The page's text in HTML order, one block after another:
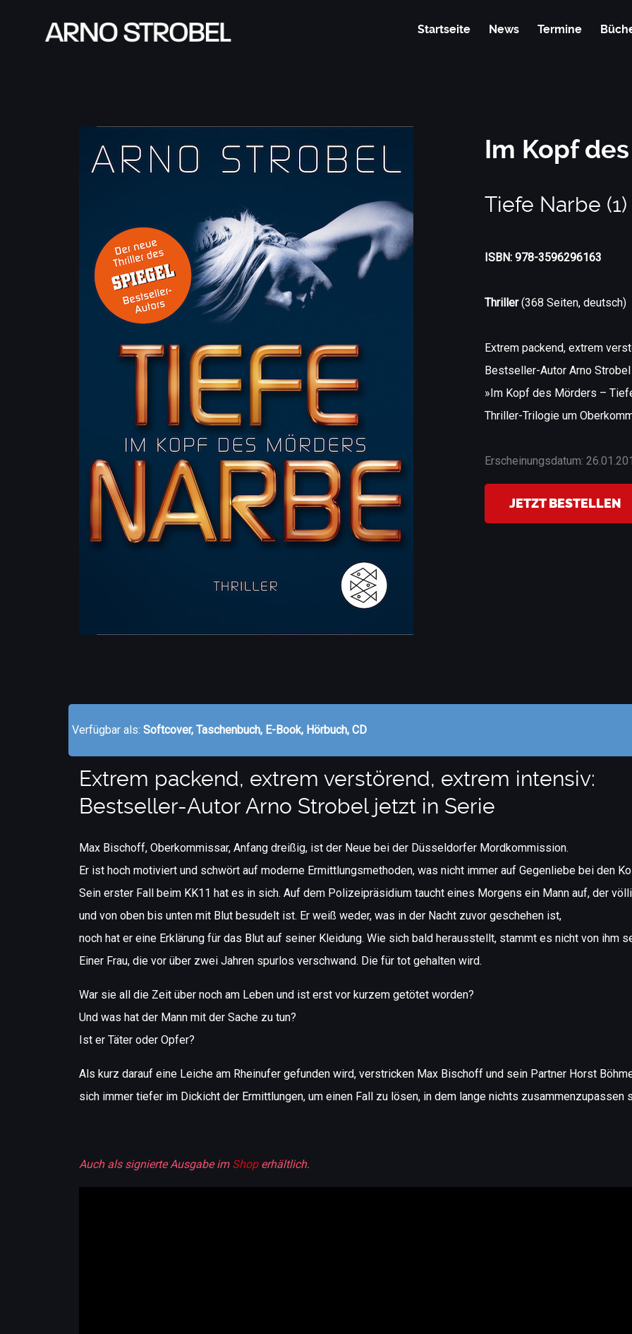
Startseite News Termine
Im Kopf
Tiefe Narbe (1)
ISBN: 978-3596296163
Thriller(368 Seiten, deutsch)
Extrem packend, extrem
Bestseller-Autor Arno
»Im Kopf des Mörders –
Thriller-Trilogie um
Erscheinungsdatum:
JETZT BESTELLEN
Verfügbar als: Softcover, Taschenbuch, E-Book, Hörbuch, CD
Extrem packend, extrem verstörend, extrem intensiv:
Bestseller-Autor Arno Strobel jetzt in Serie
Max Bischoff, Oberkommissar, Anfang dreißig, ist der Neue bei der Düsseldorfer Mordkommission.
Er ist hoch motiviert und schwört auf moderne Ermittlungsmethoden, was nicht immer auf Gegenliebe bei den
Sein erster Fall beim KK11 hat es in sich. Auf dem Polizeipräsidium taucht eines Morgens ein Mann auf, der
und von oben bis unten mit Blut besudelt ist. Er weiß weder, was in der Nacht zuvor geschehen ist,
noch hat er eine Erklärung für das Blut auf seiner Kleidung. Wie sich bald herausstellt, stammt es nicht von ihm
Einer Frau, die vor über zwei Jahren spurlos verschwand. Die für tot gehalten wird.
War sie all die Zeit über noch am Leben und ist erst vor kurzem getötet worden?
Und was hat der Mann mit der Sache zu tun?
Ist er Täter oder Opfer?
Als kurz darauf eine Leiche am Rheinufer gefunden wird, verstricken Max Bischoff und sein Partner Horst
sich immer tiefer im Dickicht der Ermittlungen, um einen Fall zu lösen, in dem lange nichts zusammenzupassen
Auch als signierte Ausgabe im Shoperhältlich.